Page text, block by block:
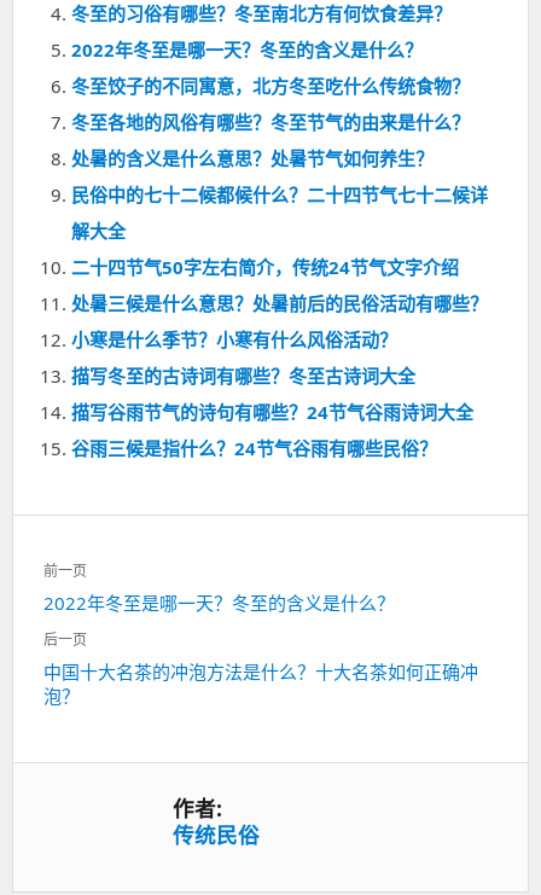
冬至的习俗有哪些？冬至南北方有何饮食差异？
2022年冬至是哪一天？冬至的含义是什么？
冬至饺子的不同寓意，北方冬至吃什么传统食物？
冬至各地的风俗有哪些？冬至节气的由来是什么？
处暑的含义是什么意思？处暑节气如何养生？
民俗中的七十二候都候什么？二十四节气七十二候详
解大全
二十四节气50字左右简介，传统24节气文字介绍
处暑三候是什么意思？处暑前后的民俗活动有哪些？
小寒是什么季节？小寒有什么风俗活动？
描写冬至的古诗词有哪些？冬至古诗词大全
描写谷雨节气的诗句有哪些？24节气谷雨诗词大全
谷雨三候是指什么？24节气谷雨有哪些民俗？
文
章
导
航
前一页
上
一
2022年冬至是哪一天？冬至的含义是什么？
后一页
下
一
中国十大名茶的冲泡方法是什么？十大名茶如何正确冲
泡？
作者:
传统民俗